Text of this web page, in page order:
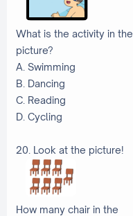
What is the activity in the
picture?
A. Swimming
B. Dancing
C. Reading
D. Cycling
20. Look at the picture!
How many chair in the